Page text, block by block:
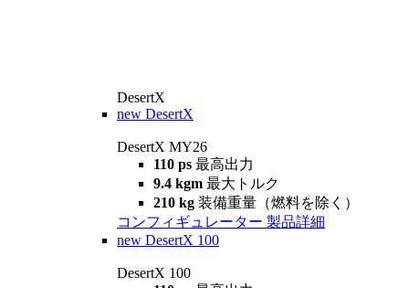
DesertX
new DesertX
DesertX MY26
110 ps 最高出力
9.4 kgm 最大トルク
210 kg 装備重量（燃料を除く）
コンフィギュレーター 製品詳細
new DesertX 100
DesertX 100